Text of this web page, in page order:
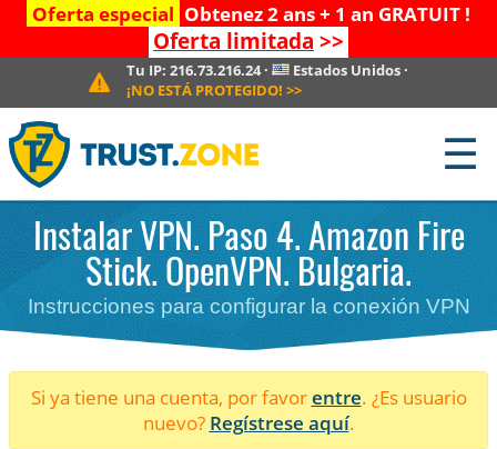
Oferta especial Obtenez 2 ans + 1 an GRATUIT !
Oferta limitada >>
Tu IP:216.73.216.24· Estados Unidos·
¡NO ESTÁ PROTEGIDO! >>
☰
Instalar VPN. Paso 4. Amazon Fire
Stick. OpenVPN. Bulgaria.
Instrucciones para configurar la conexión VPN
Si ya tiene una cuenta, por favorentre. ¿Es usuario
nuevo? Regístrese aquí.